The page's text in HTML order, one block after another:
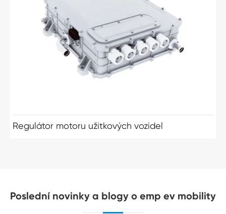
Regulátor motoru užitkových vozidel
Poslední novinky a blogy o emp ev mobility